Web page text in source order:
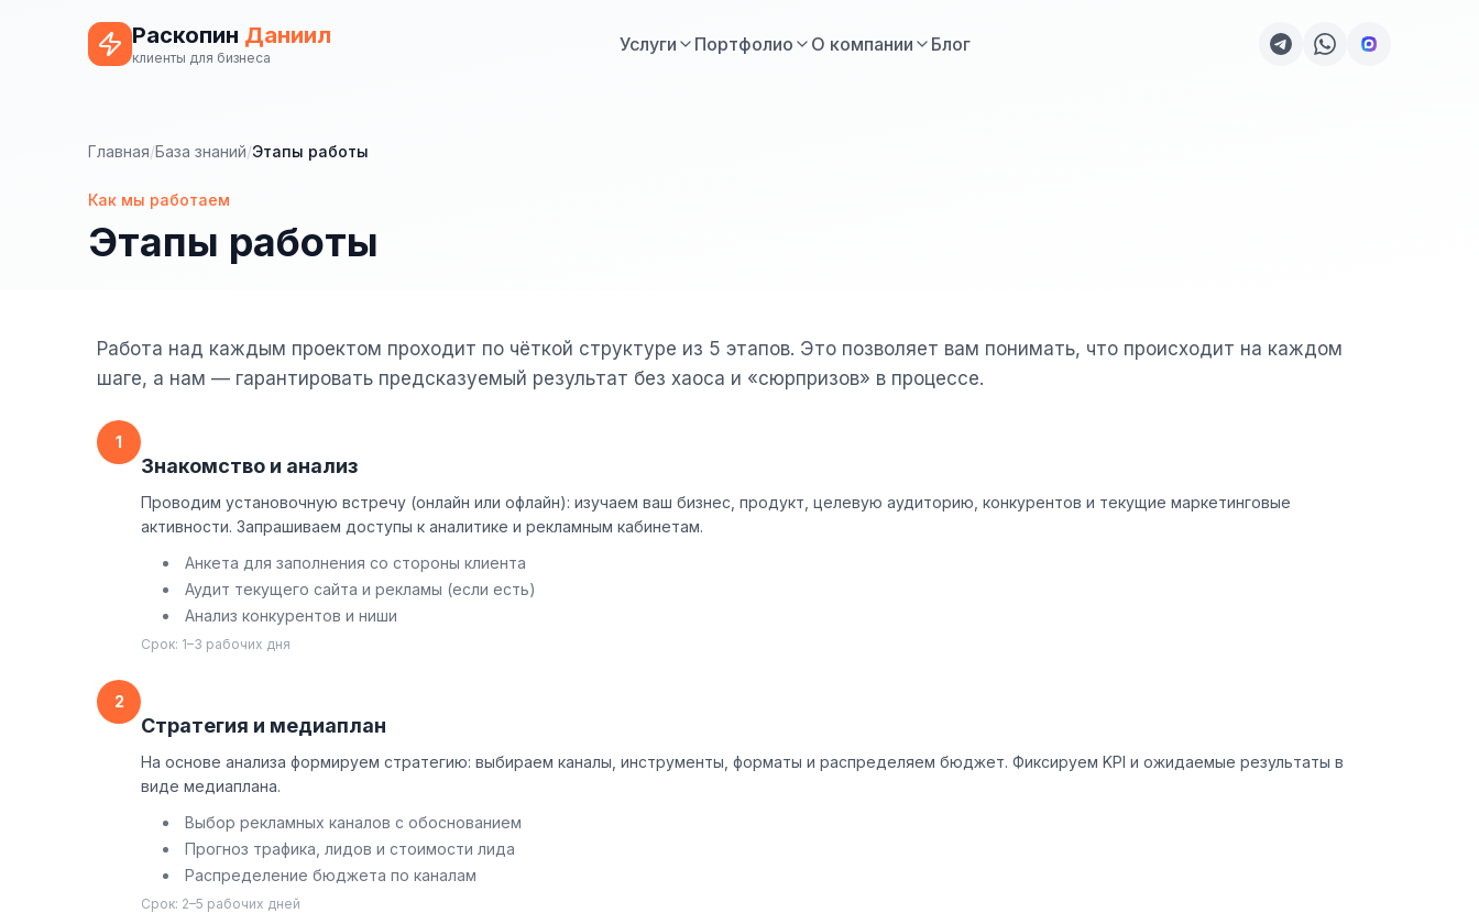
Раскопин Даниил
клиенты для бизнеса
Услуги Портфолио О компании Блог
Главная/База знаний/Этапы работы
Как мы работаем
Этапы работы
Работа над каждым проектом проходит по чёткой структуре из 5 этапов. Это позволяет вам понимать, что происходит на каждом
шаге, а нам — гарантировать предсказуемый результат без хаоса и «сюрпризов» в процессе.
1
Знакомство и анализ
Проводим установочную встречу (онлайн или офлайн): изучаем ваш бизнес, продукт, целевую аудиторию, конкурентов и текущие маркетинговые
активности. Запрашиваем доступы к аналитике и рекламным кабинетам.
Анкета для заполнения со стороны клиента
Аудит текущего сайта и рекламы (если есть)
Анализ конкурентов и ниши
Срок: 1–3 рабочих дня
2
Стратегия и медиаплан
На основе анализа формируем стратегию: выбираем каналы, инструменты, форматы и распределяем бюджет. Фиксируем KPI и ожидаемые результаты в
виде медиаплана.
Выбор рекламных каналов с обоснованием
Прогноз трафика, лидов и стоимости лида
Распределение бюджета по каналам
Срок: 2–5 рабочих дней